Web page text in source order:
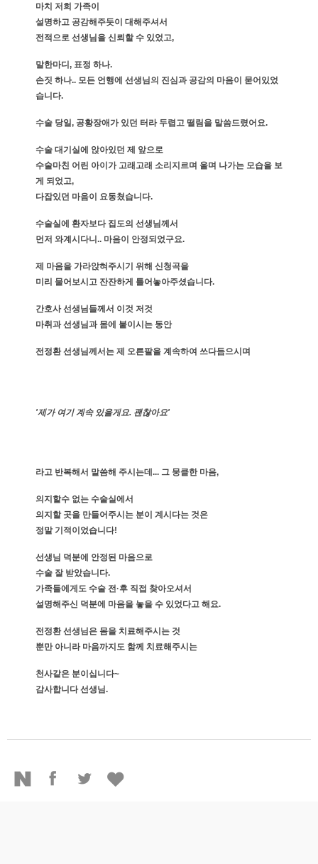
마치 저희 가족이
설명하고 공감해주듯이 대해주셔서
전적으로 선생님을 신뢰할 수 있었고,
말한마디, 표정 하나.
손짓 하나.. 모든 언행에 선생님의 진심과 공감의 마음이 묻어있었
습니다.
수술 당일, 공황장애가 있던 터라 두렵고 떨림을 말씀드렸어요.
수술 대기실에 앉아있던 제 앞으로
수술마친 어린 아이가 고래고래 소리지르며 울며 나가는 모습을 보
게 되었고,
다잡있던 마음이 요동쳤습니다.
수술실에 환자보다 집도의 선생님께서
먼저 와계시다니.. 마음이 안정되었구요.
제 마음을 가라앉혀주시기 위해 신청곡을
미리 물어보시고 잔잔하게 틀어놓아주셨습니다.
간호사 선생님들께서 이것 저것
마취과 선생님과 몸에 붙이시는 동안
전정환 선생님께서는 제 오른팔을 계속하여 쓰다듬으시며
'제가 여기 계속 있을게요. 괜찮아요'
라고 반복해서 말씀해 주시는데... 그 뭉클한 마음,
의지할수 없는 수술실에서
의지할 곳을 만들어주시는 분이 계시다는 것은
정말 기적이었습니다!
선생님 덕분에 안정된 마음으로
수술 잘 받았습니다.
가족들에게도 수술 전·후 직접 찾아오셔서
설명해주신 덕분에 마음을 놓을 수 있었다고 해요.
전정환 선생님은 몸을 치료해주시는 것
뿐만 아니라 마음까지도 함께 치료해주시는
천사같은 분이십니다~
감사합니다 선생님.